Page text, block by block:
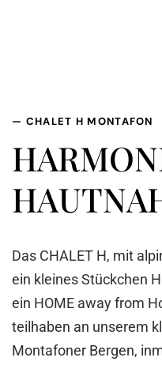
— CHALET H MONTAFON
Das CHALET H, mit
ein kleines Stückchen
ein HOME away from
teilhaben an unserem
Montafoner Bergen,